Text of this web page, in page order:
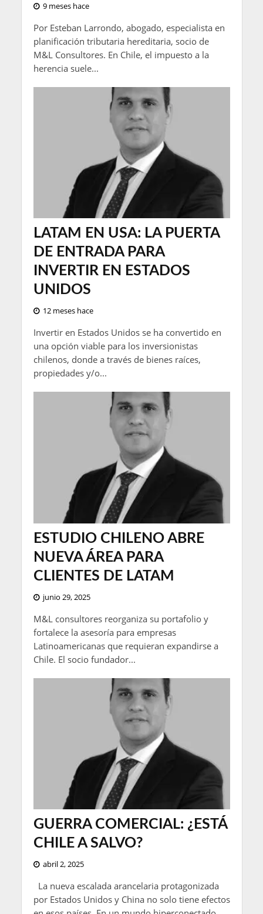
9 meses hace
Por Esteban Larrondo, abogado, especialista en
planificación tributaria hereditaria, socio de
M&L Consultores. En Chile, el impuesto a la
herencia suele...
LATAM EN USA: LA PUERTA
DE ENTRADA PARA
INVERTIR EN ESTADOS
UNIDOS
12 meses hace
Invertir en Estados Unidos se ha convertido en
una opción viable para los inversionistas
chilenos, donde a través de bienes raíces,
propiedades y/o...
ESTUDIO CHILENO ABRE
NUEVA ÁREA PARA
CLIENTES DE LATAM
junio 29, 2025
M&L consultores reorganiza su portafolio y
fortalece la asesoría para empresas
Latinoamericanas que requieran expandirse a
Chile. El socio fundador...
GUERRA COMERCIAL: ¿ESTÁ
CHILE A SALVO?
abril 2, 2025
La nueva escalada arancelaria protagonizada
por Estados Unidos y China no solo tiene efectos